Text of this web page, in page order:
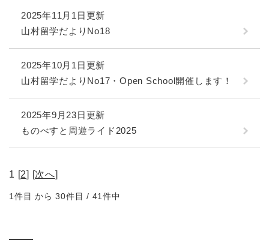
2025年11月1日更新
山村留学だよりNo18
2025年10月1日更新
山村留学だよりNo17・Open School開催します！
2025年9月23日更新
ものべすと周遊ライド2025
1 [2] [次へ]
1件目 から 30件目 / 41件中